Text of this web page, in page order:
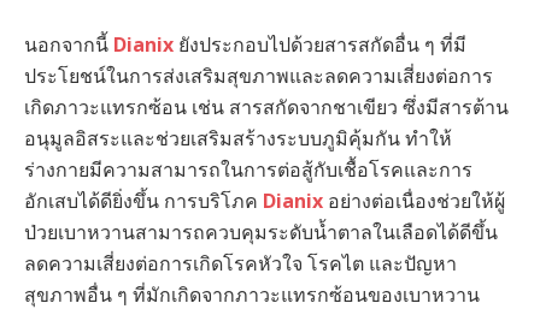
นอกจากนี้ Dianix ยังประกอบไปด้วยสารสกัดอื่น ๆ ที่มี
ประโยชน์ในการส่งเสริมสุขภาพและลดความเสี่ยงต่อการ
เกิดภาวะแทรกซ้อน เช่น สารสกัดจากชาเขียว ซึ่งมีสารต้าน
อนุมูลอิสระและช่วยเสริมสร้างระบบภูมิคุ้มกัน ทำให้
ร่างกายมีความสามารถในการต่อสู้กับเชื้อโรคและการ
อักเสบได้ดียิ่งขึ้น การบริโภค Dianix อย่างต่อเนื่องช่วยให้ผู้
ป่วยเบาหวานสามารถควบคุมระดับน้ำตาลในเลือดได้ดีขึ้น
ลดความเสี่ยงต่อการเกิดโรคหัวใจ โรคไต และปัญหา
สุขภาพอื่น ๆ ที่มักเกิดจากภาวะแทรกซ้อนของเบาหวาน